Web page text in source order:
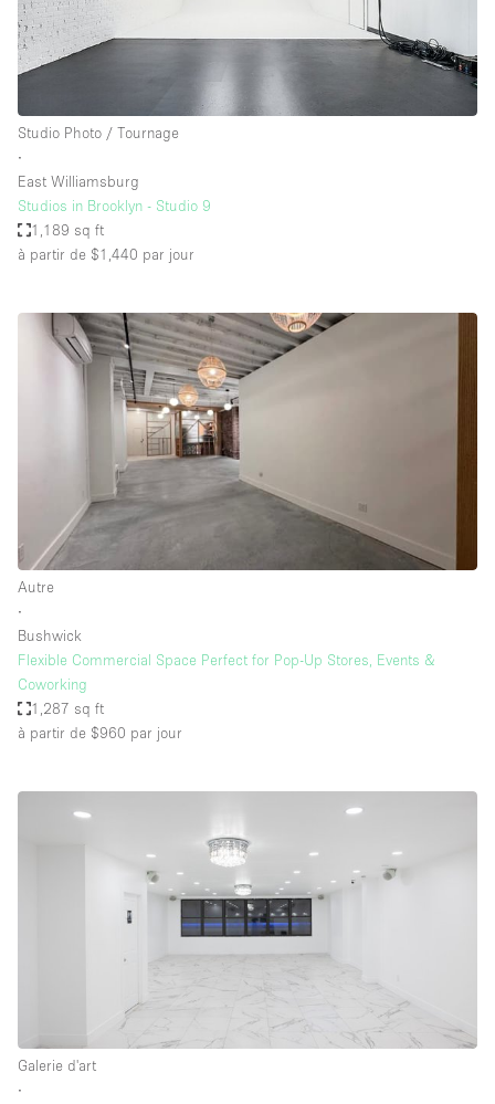
Studio Photo / Tournage
∙
East Williamsburg
Studios in Brooklyn - Studio 9
1,189 sq ft
à partir de $1,440 par jour
Autre
∙
Bushwick
Flexible Commercial Space Perfect for Pop-Up Stores, Events &
Coworking
1,287 sq ft
à partir de $960 par jour
Galerie d'art
∙